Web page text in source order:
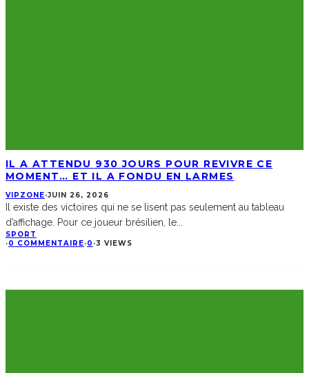
IL A ATTENDU 930 JOURS POUR REVIVRE CE
MOMENT… ET IL A FONDU EN LARMES
VIPZONE·JUIN 26, 2026
Il existe des victoires qui ne se lisent pas seulement au tableau
d’affichage. Pour ce joueur brésilien, le
SPORT
·0 COMMENTAIRE·0 ·3 VIEWS